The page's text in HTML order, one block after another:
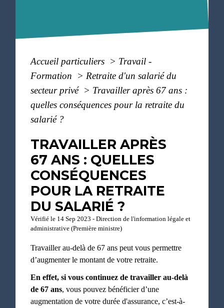
Accueil particuliers > Travail -
Formation
> Retraite d'un salarié du
secteur privé > Travailler après 67 ans :
quelles conséquences pour la retraite du
salarié ?
TRAVAILLER APRÈS
67 ANS : QUELLES
CONSÉQUENCES
POUR LA RETRAITE
DU SALARIÉ ?
Vérifié le 14 Sep 2023 - Direction de l'information légale et
administrative (Première ministre)
Travailler au-delà de 67 ans peut vous permettre
d’augmenter le montant de votre retraite.
En effet, si vous continuez de travailler au-delà
de 67 ans, vous pouvez bénéficier d’une
augmentation de votre durée d'assurance, c’est-à-